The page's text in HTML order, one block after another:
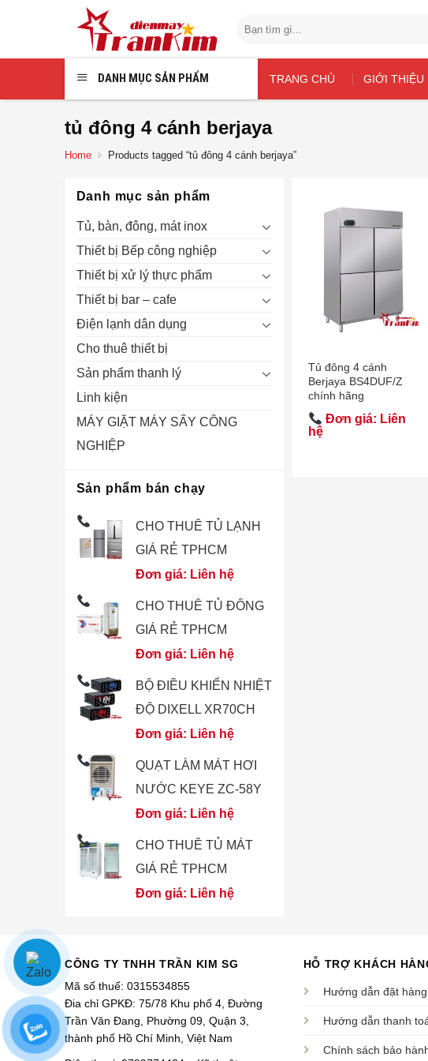
dung
DANH MỤC SẢN PHẨM TRANG CHỦ GIỚI THIỆU
tủ đông 4 cánh berjaya
Home Products tagged “tủ đông 4 cánh berjaya”
Danh mục sản phẩm
Tủ, bàn, đông, mát inox
Thiết bị Bếp công nghiệp
Thiết bị xử lý thực phẩm
Thiết bị bar – cafe
Điện lạnh dân dụng
Cho thuê thiết bị
Sản phẩm thanh lý
Linh kiện
MÁY GIẶT MÁY SẤY CÔNG
NGHIỆP
Sản phẩm bán chạy
CHO THUÊ TỦ LẠNH
GIÁ RẺ TPHCM
Đơn giá: Liên hệ
CHO THUÊ TỦ ĐÔNG
GIÁ RẺ TPHCM
Đơn giá: Liên hệ
BỘ ĐIỀU KHIỂN NHIỆT
ĐỘ DIXELL XR70CH
Đơn giá: Liên hệ
QUẠT LÀM MÁT HƠI
NƯỚC KEYE ZC-58Y
Đơn giá: Liên hệ
CHO THUÊ TỦ MÁT
GIÁ RẺ TPHCM
Đơn giá: Liên hệ
Tủ đông 4 cánh
Berjaya BS4DUF/Z
chính hãng
Đơn giá: Liên
hệ
CÔNG TY TNHH TRẦN KIM SG
Mã số thuế: 0315534855
Đia chỉ GPKĐ: 75/78 Khu phố 4, Đường
Trần Văn Đang, Phường 09, Quận 3,
thành phố Hồ Chí Minh, Việt Nam
HỖ TRỢ KHÁCH
Hướng dẫn đặt hàng
Hướng dẫn thanh
Chính sách bảo